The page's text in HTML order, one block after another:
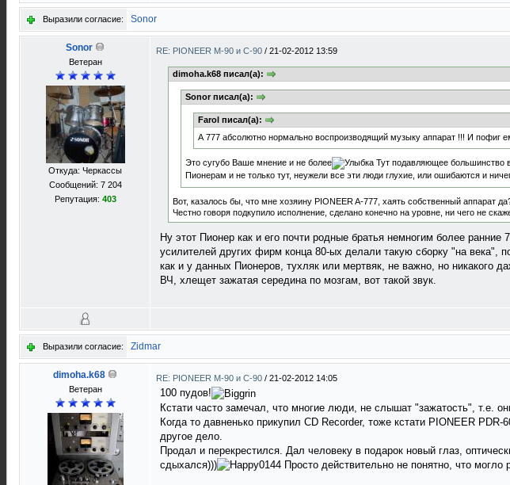
Выразили согласие: Sonor
Sonor
Ветеран
Откуда: Черкассы
Сообщений: 7 204
Репутация: 403
RE: PIONEER M-90 и C-90 / 21-02-2012 13:59
dimoha.k68 писал(а):
Sonor писал(а):
Farol писал(а):
А 777 абсолютно нормально воспроизводящий музыку аппарат !!! И пофиг
Это сугубо Ваше мнение и не более
Тут подавляющее большинство
Пионерам и не только тут, неужели все эти люди глухие, или ошибаются и
Вот, казалось бы, что мне хозяину PIONEER A-777, хаять собственный аппарат
Честно говоря подкупило исполнение, сделано конечно на уровне, ни чего не
Ну этот Пионер как и его почти родные братья немногим более ранние
усилителей других фирм конца 80-ых делали такую сборку "на века",
как и у данных Пионеров, тухляк или мертвяк, не важно, но никакого
ВЧ, хлещет зажатая середина по мозгам, вот такой звук.
Выразили согласие: Zidmar
dimoha.k68
Ветеран
RE: PIONEER M-90 и C-90 / 21-02-2012 14:05
100 пудов!
Кстати часто замечал, что многие люди, не слышат "зажатость", т.е.
Когда то давненько прикупил CD Recorder, тоже кстати PIONEER
другое дело.
Продал и перекрестился. Дал человеку в подарок новый глаз,
сдыхался)))
Просто действительно не понятно, что могло